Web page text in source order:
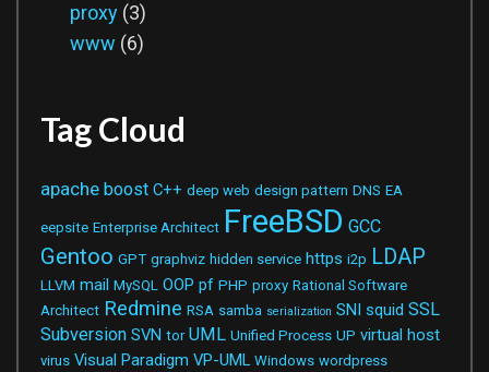
proxy (3)
www (6)
Tag Cloud
apache boost C++ deep web design pattern DNS EA
eepsite Enterprise Architect FreeBSD GCC
Gentoo GPT graphviz hidden service https i2p LDAP
LLVM mail MySQL OOP pf PHP proxy Rational Software
Architect Redmine RSA samba serialization SNI squid SSL
Subversion SVN tor UML Unified Process UP virtual host
virus Visual Paradigm VP-UML Windows wordpress